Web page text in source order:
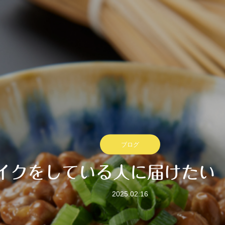
ブログ
クをしている人に届けたい
2025.02.16